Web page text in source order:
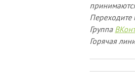
Переходите
Группа
Горячая